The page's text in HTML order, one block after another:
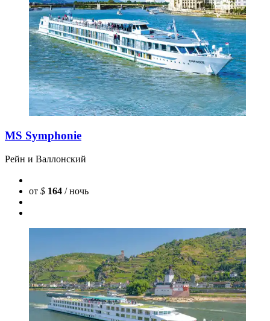
MS Symphonie
Рейн и Валлонский
от $ 164 / ночь